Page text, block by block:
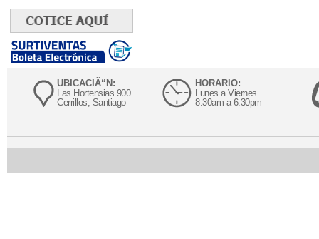
UBICACIÃ“N:
Las Hortensias 900
Cerrillos, Santiago
HORARIO:
Lunes a Viernes
8:30am a 6:30pm